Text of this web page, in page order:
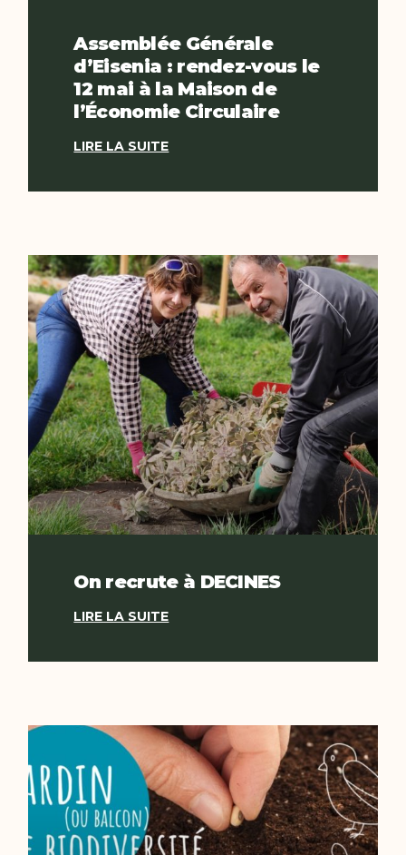
Assemblée Générale
d’Eisenia : rendez-vous le
12 mai à la Maison de
l’Économie Circulaire
LIRE LA SUITE
On recrute à DECINES
LIRE LA SUITE